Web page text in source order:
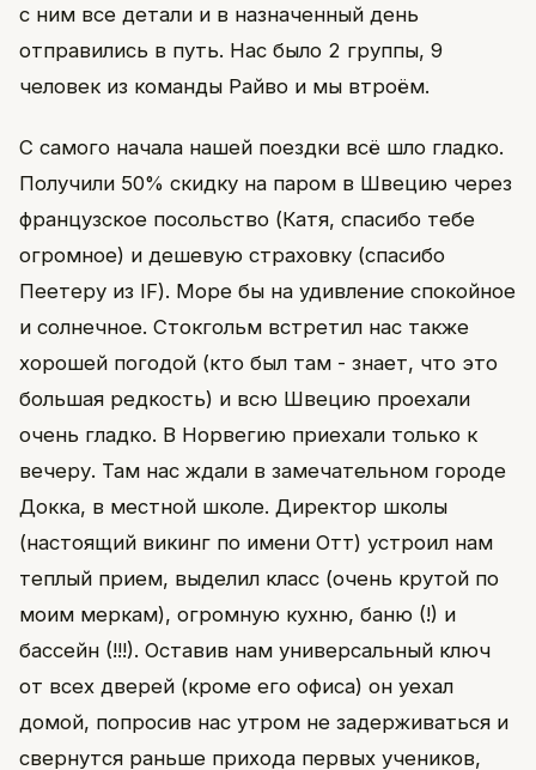
с ним все детали и в назначенный день
отправились в путь. Нас было 2 группы, 9
человек из команды Райво и мы втроём.
С самого начала нашей поездки всё шло гладко.
Получили 50% скидку на паром в Швецию через
французское посольство (Катя, спасибо тебе
огромное) и дешевую страховку (спасибо
Пеетеру из IF). Море бы на удивление спокойное
и солнечное. Стокгольм встретил нас также
хорошей погодой (кто был там - знает, что это
большая редкость) и всю Швецию проехали
очень гладко. В Норвегию приехали только к
вечеру. Там нас ждали в замечательном городе
Докка, в местной школе. Директор школы
(настоящий викинг по имени Отт) устроил нам
теплый прием, выделил класс (очень крутой по
моим меркам), огромную кухню, баню (!) и
бассейн (!!!). Оставив нам универсальный ключ
от всех дверей (кроме его офиса) он уехал
домой, попросив нас утром не задерживаться и
свернутся раньше прихода первых учеников,